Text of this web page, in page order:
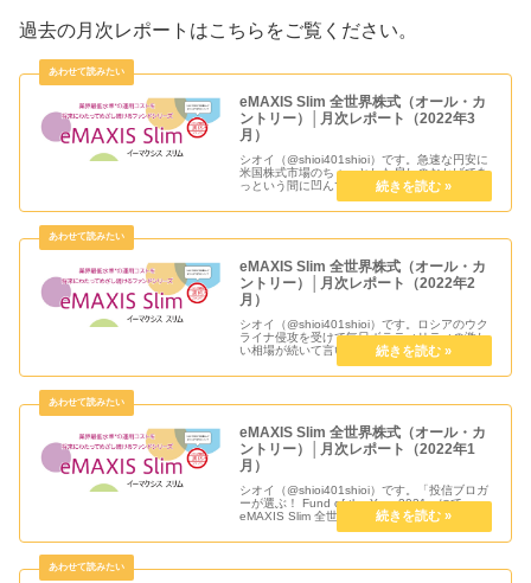
過去の月次レポートはこちらをご覧ください。
eMAXIS Slim 全世界株式（オール・カ
ントリー）│月次レポート（2022年3
月）
シオイ（@shioi401shioi）です。急速な円安に
米国株式市場のちょっとした戻しのおかげであ
っという間に凹んでいた含み益がほぼトントン
のところまで回復してきています。これで一安
心していいものか、この先にまたザワつく何か
eMAXIS Slim 全世界株式（オール・カ
ントリー）│月次レポート（2022年2
月）
シオイ（@shioi401shioi）です。ロシアのウク
ライナ侵攻を受けて毎日ボラティリティの激し
い相場が続いて言います。戦争が終わったから
といってすぐに元通りにはなりませんが、21世
紀の世の中で戦争で悲しむ人たちが一刻も早く
eMAXIS Slim 全世界株式（オール・カ
ントリー）│月次レポート（2022年1
月）
シオイ（@shioi401shioi）です。「投信ブロガ
ーが選ぶ！ Fund of the Year 2021」にて
eMAXIS Slim 全世界株式（オール・カントリ
ー）が1位となり3連覇を達成しました！！ほぼ
ファイナルアンサー的な商品で...